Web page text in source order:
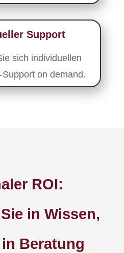
Support
sich individuellen
Support on demand.
ROI:
in Wissen,
Beratung